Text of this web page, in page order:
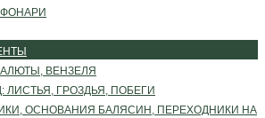
ВЕНЗЕЛЯ
ЛИСТЬЯ, ГРОЗДЬЯ, ПОБЕГИ
ОСНОВАНИЯ БАЛЯСИН, ПЕРЕХОДНИКИ НА